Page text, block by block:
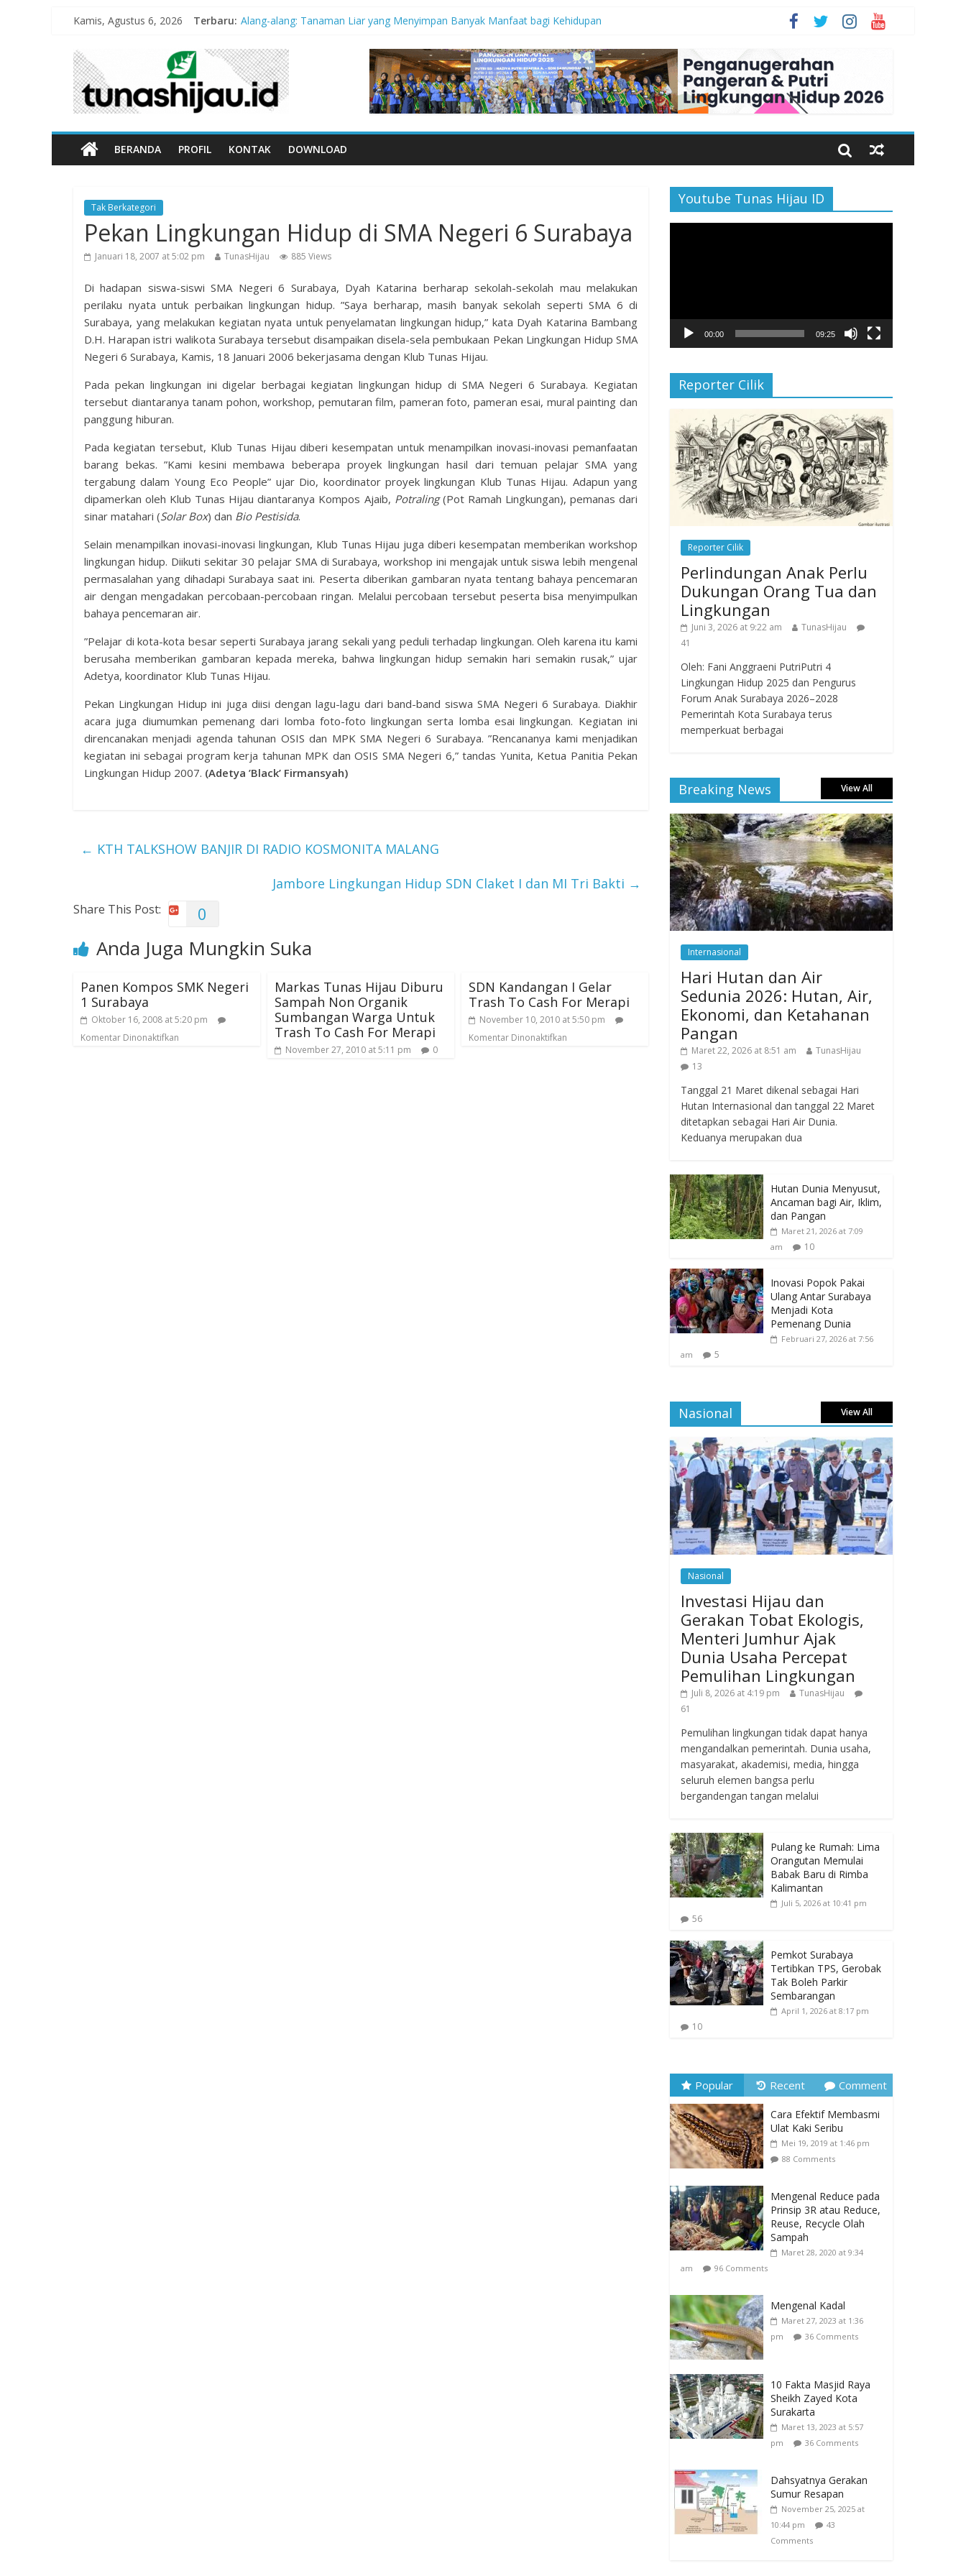
Kamis, Agustus 6, 2026 Terbaru: Alang-alang: Tanaman Liar yang Menyimpan Banyak Manfaat bagi Kehidupan
Sekolah Aman Gempa
Hari Anak Nasional 2026: Memastikan Setiap Anak Indonesia Tumbuh Aman, Sehat, dan Bahagia
“Pengurangan Risiko Bencana Gempa” Webinar Nasional Seri#305, Sabtu 18 Juli 2026
BERANDA PROFIL KONTAK DOWNLOAD
Tak Berkategori
Pekan Lingkungan Hidup di SMA Negeri 6 Surabaya
Januari 18, 2007 at 5:02 pm TunasHijau 885 Views
Di hadapan siswa-siswi SMA Negeri 6 Surabaya, Dyah Katarina berharap sekolah-sekolah mau melakukan
perilaku nyata untuk perbaikan lingkungan hidup. ”Saya berharap, masih banyak sekolah seperti SMA 6 di
Surabaya, yang melakukan kegiatan nyata untuk penyelamatan lingkungan hidup,” kata Dyah Katarina Bambang
D.H. Harapan istri walikota Surabaya tersebut disampaikan disela-sela pembukaan Pekan Lingkungan Hidup SMA
Negeri 6 Surabaya, Kamis, 18 Januari 2006 bekerjasama dengan Klub Tunas Hijau.
Pada pekan lingkungan ini digelar berbagai kegiatan lingkungan hidup di SMA Negeri 6 Surabaya. Kegiatan
tersebut diantaranya tanam pohon, workshop, pemutaran film, pameran foto, pameran esai, mural painting dan
panggung hiburan.
Pada kegiatan tersebut, Klub Tunas Hijau diberi kesempatan untuk menampilkan inovasi-inovasi pemanfaatan
barang bekas. ”Kami kesini membawa beberapa proyek lingkungan hasil dari temuan pelajar SMA yang
tergabung dalam Young Eco People” ujar Dio, koordinator proyek lingkungan Klub Tunas Hijau. Adapun yang
dipamerkan oleh Klub Tunas Hijau diantaranya Kompos Ajaib, Potraling(Pot Ramah Lingkungan), pemanas dari
sinar matahari (Solar Box) dan Bio Pestisida.
Selain menampilkan inovasi-inovasi lingkungan, Klub Tunas Hijau juga diberi kesempatan memberikan workshop
lingkungan hidup. Diikuti sekitar 30 pelajar SMA di Surabaya, workshop ini mengajak untuk siswa lebih mengenal
permasalahan yang dihadapi Surabaya saat ini. Peserta diberikan gambaran nyata tentang bahaya pencemaran
air dengan mengadakan percobaan-percobaan ringan. Melalui percobaan tersebut peserta bisa menyimpulkan
bahaya pencemaran air.
”Pelajar di kota-kota besar seperti Surabaya jarang sekali yang peduli terhadap lingkungan. Oleh karena itu kami
berusaha memberikan gambaran kepada mereka, bahwa lingkungan hidup semakin hari semakin rusak,” ujar
Adetya, koordinator Klub Tunas Hijau.
Pekan Lingkungan Hidup ini juga diisi dengan lagu-lagu dari band-band siswa SMA Negeri 6 Surabaya. Diakhir
acara juga diumumkan pemenang dari lomba foto-foto lingkungan serta lomba esai lingkungan. Kegiatan ini
direncanakan menjadi agenda tahunan OSIS dan MPK SMA Negeri 6 Surabaya. ”Rencananya kami menjadikan
kegiatan ini sebagai program kerja tahunan MPK dan OSIS SMA Negeri 6,” tandas Yunita, Ketua Panitia Pekan
Lingkungan Hidup 2007. (Adetya ’Black’ Firmansyah)
← KTH TALKSHOW BANJIR DI RADIO KOSMONITA MALANG
Jambore Lingkungan Hidup SDN Claket I dan MI Tri Bakti →
Share This Post: 0
Anda Juga Mungkin Suka
Panen Kompos SMK Negeri
1 Surabaya
Oktober 16, 2008 at 5:20 pm
Komentar Dinonaktifkan
Markas Tunas Hijau Diburu
Sampah Non Organik
Sumbangan Warga Untuk
Trash To Cash For Merapi
November 27, 2010 at 5:11 pm 0
SDN Kandangan I Gelar
Trash To Cash For Merapi
November 10, 2010 at 5:50 pm
Komentar Dinonaktifkan
Youtube Tunas Hijau ID
00:00 09:25
Reporter Cilik
Reporter Cilik
Perlindungan Anak Perlu
Dukungan Orang Tua dan
Lingkungan
Juni 3, 2026 at 9:22 am
TunasHijau
41
Oleh: Fani Anggraeni PutriPutri 4
Lingkungan Hidup 2025 dan Pengurus
Forum Anak Surabaya 2026–2028
Pemerintah Kota Surabaya terus
memperkuat berbagai
Breaking News View All
Internasional
Hari Hutan dan Air
Sedunia 2026: Hutan, Air,
Ekonomi, dan Ketahanan
Pangan
Maret 22, 2026 at 8:51 am
TunasHijau
13
Tanggal 21 Maret dikenal sebagai Hari
Hutan Internasional dan tanggal 22 Maret
ditetapkan sebagai Hari Air Dunia.
Keduanya merupakan dua
Hutan Dunia Menyusut,
Ancaman bagi Air, Iklim,
dan Pangan
Maret 21, 2026 at 7:09
am
10
Inovasi Popok Pakai
Ulang Antar Surabaya
Menjadi Kota
Pemenang Dunia
Februari 27, 2026 at 7:56
am
5
Nasional View All
Nasional
Investasi Hijau dan
Gerakan Tobat Ekologis,
Menteri Jumhur Ajak
Dunia Usaha Percepat
Pemulihan Lingkungan
Juli 8, 2026 at 4:19 pm
TunasHijau
61
Pemulihan lingkungan tidak dapat hanya
mengandalkan pemerintah. Dunia usaha,
masyarakat, akademisi, media, hingga
seluruh elemen bangsa perlu
bergandengan tangan melalui
Pulang ke Rumah: Lima
Orangutan Memulai
Babak Baru di Rimba
Kalimantan
Juli 5, 2026 at 10:41 pm
56
Pemkot Surabaya
Tertibkan TPS, Gerobak
Tak Boleh Parkir
Sembarangan
April 1, 2026 at 8:17 pm
10
Popular Recent Comment
Cara Efektif Membasmi
Ulat Kaki Seribu
Mei 19, 2019 at 1:46 pm
88 Comments
Mengenal Reduce pada
Prinsip 3R atau Reduce,
Reuse, Recycle Olah
Sampah
Maret 28, 2020 at 9:34
am
96 Comments
Mengenal Kadal
Maret 27, 2023 at 1:36
pm
36 Comments
10 Fakta Masjid Raya
Sheikh Zayed Kota
Surakarta
Maret 13, 2023 at 5:57
pm
36 Comments
Dahsyatnya Gerakan
Sumur Resapan
November 25, 2025 at
10:44 pm
43
Comments